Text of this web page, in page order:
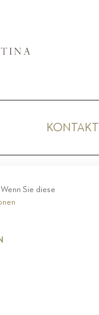
KONTAKT
Sie diese